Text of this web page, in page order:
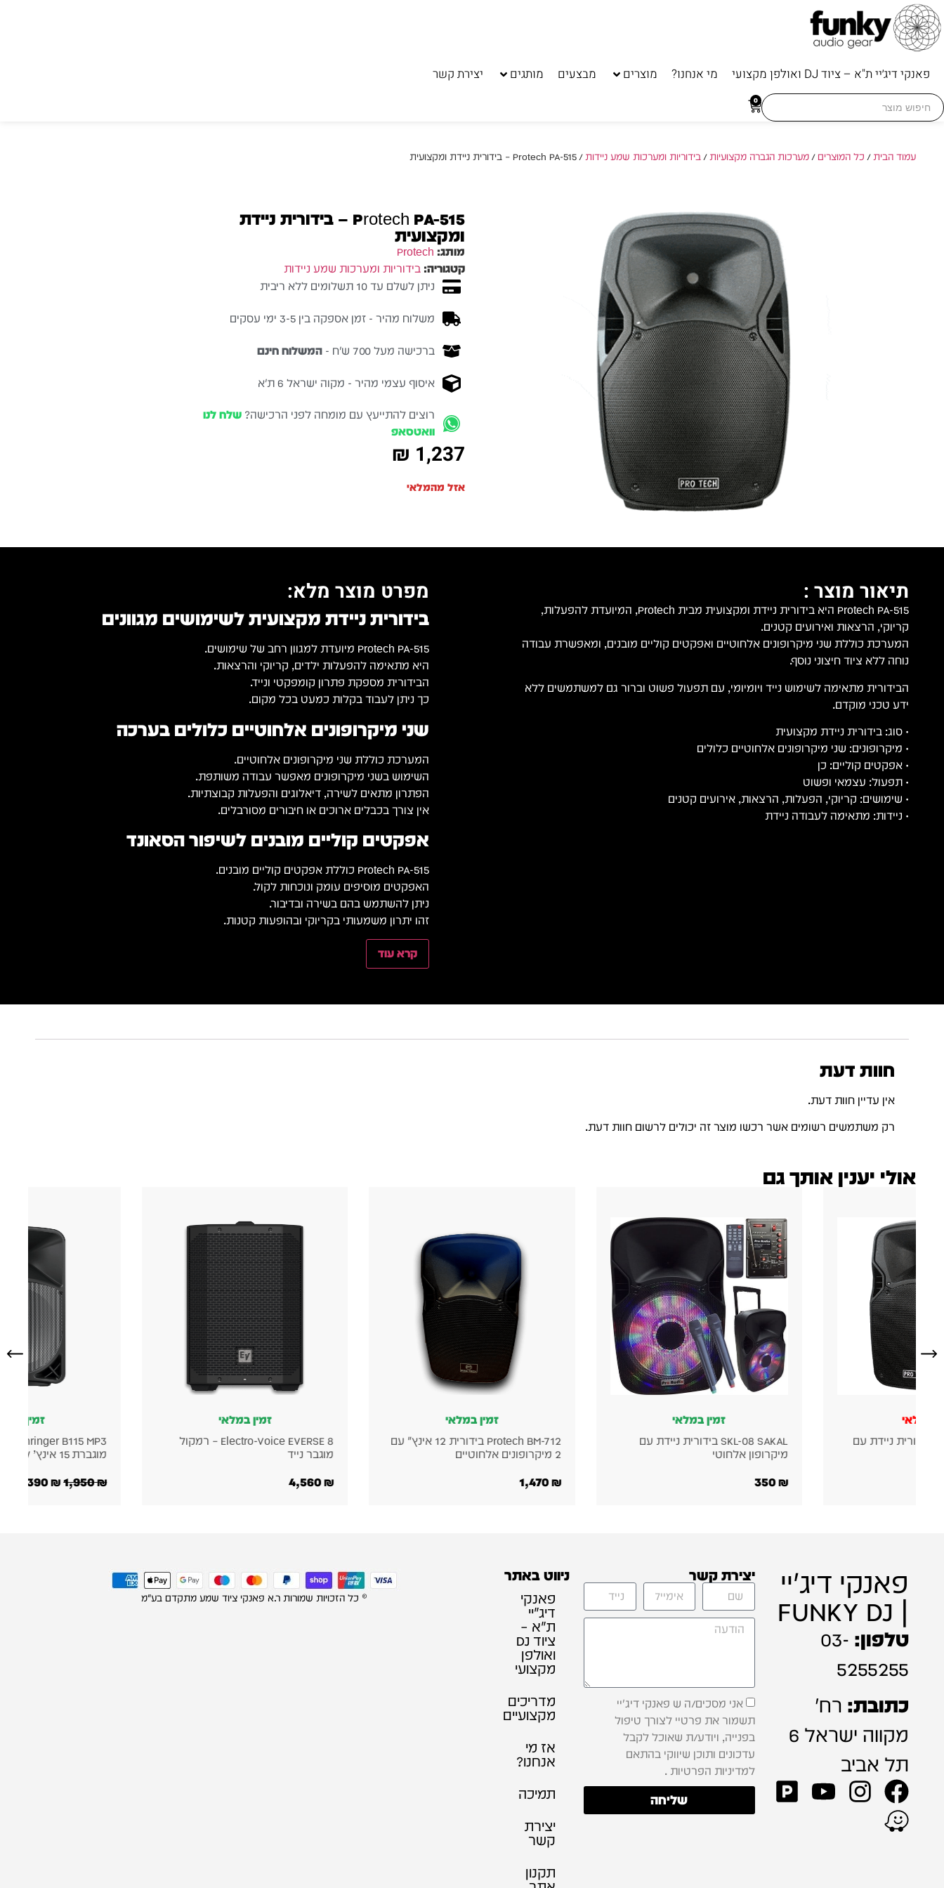
פאנקי דיג׳יי ת"א – ציוד DJ ואולפן מקצועי מי אנחנו? מוצרים מבצעים מותגים יצירת קשר
Search
for:
0
עמוד הבית/ כל המוצרים /מערכות הגברה מקצועיות/בידוריות ומערכות שמע ניידות/ Protech PA-515 – בידורית ניידת ומקצועית
Protech PA-515 – בידורית ניידת
ומקצועית
מותג: Protech
קטגוריה: בידוריות ומערכות שמע ניידות
ניתן לשלם עד 10 תשלומים ללא ריבית
משלוח מהיר - זמן אספקה בין 3-5 ימי עסקים
ברכישה מעל 700 ש״ח - המשלוח חינם
איסוף עצמי מהיר - מקוה ישראל 6 ת״א
רוצים להתייעץ עם מומחה לפני הרכישה?שלח לנו
וואטסאפ
₪ 1,237
אזל מהמלאי
תיאור מוצר :
Protech PA-515 היא בידורית ניידת ומקצועית מבית Protech, המיועדת להפעלות,
קריוקי, הרצאות ואירועים קטנים.
המערכת כוללת שני מיקרופונים אלחוטיים ואפקטים קוליים מובנים, ומאפשרת עבודה
נוחה ללא ציוד חיצוני נוסף.
הבידורית מתאימה לשימוש נייד ויומיומי, עם תפעול פשוט וברור גם למשתמשים ללא
ידע טכני מוקדם.
• סוג: בידורית ניידת מקצועית
• מיקרופונים: שני מיקרופונים אלחוטיים כלולים
• אפקטים קוליים: כן
• תפעול: עצמאי ופשוט
• שימושים: קריוקי, הפעלות, הרצאות, אירועים קטנים
• ניידות: מתאימה לעבודה ניידת
מפרט מוצר מלא:
בידורית ניידת מקצועית לשימושים מגוונים
Protech PA-515 מיועדת למגוון רחב של שימושים.
היא מתאימה להפעלות ילדים, קריוקי והרצאות.
הבידורית מספקת פתרון קומפקטי ונייד.
כך ניתן לעבוד בקלות כמעט בכל מקום.
שני מיקרופונים אלחוטיים כלולים בערכה
המערכת כוללת שני מיקרופונים אלחוטיים.
השימוש בשני מיקרופונים מאפשר עבודה משותפת.
הפתרון מתאים לשירה, דיאלוגים והפעלות קבוצתיות.
אין צורך בכבלים ארוכים או חיבורים מסורבלים.
אפקטים קוליים מובנים לשיפור הסאונד
Protech PA-515 כוללת אפקטים קוליים מובנים.
האפקטים מוסיפים עומק ונוכחות לקול.
ניתן להשתמש בהם בשירה ובדיבור.
זהו יתרון משמעותי בקריוקי ובהופעות קטנות.
קרא עוד
חוות דעת
אין עדיין חוות דעת.
רק משתמשים רשומים אשר רכשו מוצר זה יכולים לרשום חוות דעת.
אולי יענין אותך גם
SKL-08 SAKAL בידורית ניידת עם
זמין במלאי
2 מיקרופונים אלחוטיים
זמין במלאי
Electro-Voice EVERSE 8 – רמקול
מוגבר נייד
זמין במלאי
Behringer B115 MP3 – בידורית
ומקצועית
₪
1,237
פאנקי דיג'יי
| FUNKY DJ
טלפון: 03-
5255255
כתובת: רח'
מקווה ישראל 6
תל אביב
יצירת קשר
אני מסכים/ה ש פאנקי דיג'יי
תשמור את פרטיי לצורך טיפול
בפנייה, ויודע/ת שאוכל לקבל
עדכונים ותוכן שיווקי בהתאם
למדיניות הפרטיות .
שליחה
ניווט באתר
פאנקי
דיג׳יי
ת"א –
ציוד DJ
ואולפן
מקצועי
מדריכים
מקצועיים
אז מי
אנחנו?
תמיכה
יצירת
קשר
תקנון
© כל הזכויות שמורות ר.א פאנקי ציוד שמע מתקדם בע"מ